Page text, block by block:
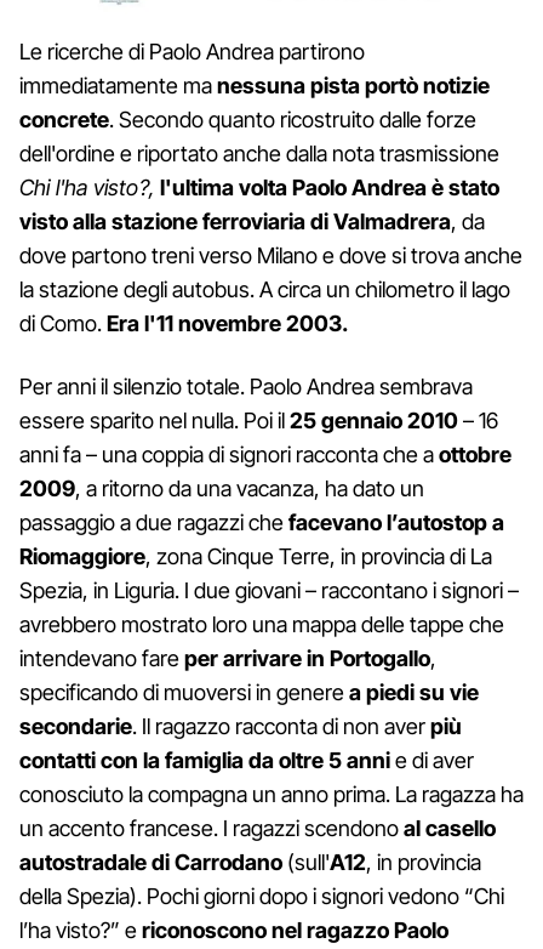
Le ricerche di Paolo Andrea partirono
immediatamente manessuna pista portò notizie
concrete. Secondo quanto ricostruito dalle forze
dell'ordine e riportato anche dalla nota trasmissione
Chi l'ha visto?,l'ultima volta Paolo Andrea è stato
visto alla stazione ferroviaria di Valmadrera, da
dove partono treni verso Milano e dove si trova anche
la stazione degli autobus. A circa un chilometro il lago
di Como.Era l'11 novembre 2003.
Per anni il silenzio totale. Paolo Andrea sembrava
essere sparito nel nulla. Poi il25 gennaio 2010– 16
anni fa – una coppia di signori racconta che aottobre
2009, a ritorno da una vacanza, ha dato un
passaggio a due ragazzi chefacevano l’autostop a
Riomaggiore, zona Cinque Terre, in provincia di La
Spezia, in Liguria. I due giovani – raccontano i signori –
avrebbero mostrato loro una mappa delle tappe che
intendevano fareper arrivare in Portogallo,
specificando di muoversi in generea piedi su vie
secondarie. Il ragazzo racconta di non averpiù
contatti con la famiglia da oltre 5 annie di aver
conosciuto la compagna un anno prima. La ragazza ha
un accento francese. I ragazzi scendonoal casello
autostradale di Carrodano (sull'A12, in provincia
della Spezia). Pochi giorni dopo i signori vedono “Chi
l’ha visto?” ericonoscono nel ragazzo Paolo